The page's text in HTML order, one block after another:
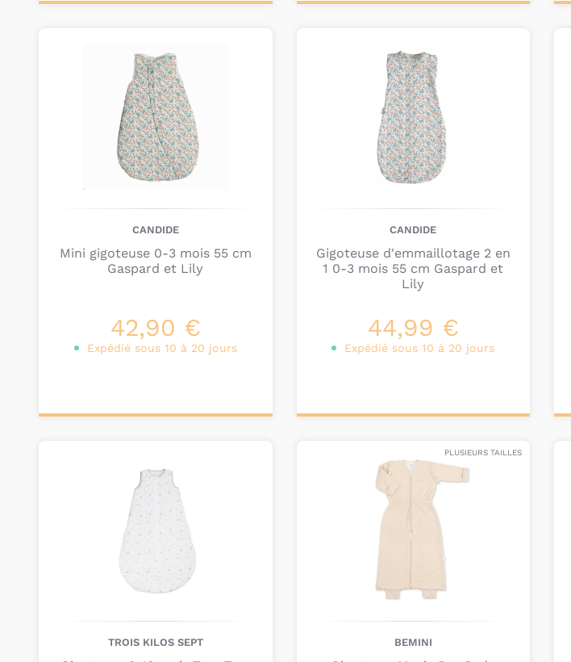
CANDIDE
Mini gigoteuse 0-3 mois 55 cm
Gaspard et Lily
42,90 €
Expédié sous 10 à 20 jours
CANDIDE
Gigoteuse d'emmaillotage 2 en
1 0-3 mois 55 cm Gaspard et
Lily
44,99 €
Expédié sous 10 à 20 jours
TROIS KILOS SEPT
PLUSIEURS TAILLES
BEMINI